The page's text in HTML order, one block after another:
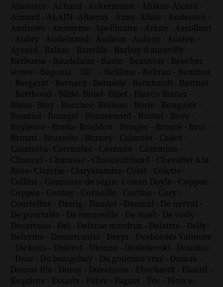
Abrantès - Achard - Ackermann - Ahikar- Aicard -
Aimard - ALAIN- Alberny - Alixe- Allais - Andersen -
Andrews - Anonyme- Apollinaire - Arène - Assollant
- Aubry - Audebrand - Audoux - Aulnoy - Austen -
Aycard - Balzac - Banville - Barbey d aurevilly -
Barbusse - Baudelaire - Bazin - Beauvoir - Beecher
stowe - Bégonia ´´lili´´ - Bellême - Beltran - Bentzon
- Bergerat - Bernard - Bernède - Bernhardt - Berthet
- Berthoud - Bible- Binet- Bizet - Blasco ibanez -
Bleue- Bloy - Boccace- Boileau - Borie - Bouguier -
Bouniol - Bourget - Boussenard - Boutet - Bove -
Boylesve - Brada- Braddon - Bringer - Brontë - Brot -
Bruant - Brussolo - Burney - Cabanès - Cabot -
Casanova- Cervantes - Césanne - Cézembre -
Chancel - Charasse - Chateaubriand - Chevalier à la
Rose- Claretie - Claryssandre- Colet - Colette-
Collins - Comtesse de ségur- Conan Doyle - Coppee -
Coppée - Corday - Corneille - Corthis - Cory -
Courteline - Darrig - Daudet - Daumal - De nerval -
De pourtalès - De renneville - De staël - De vesly -
Decarreau - Del - Delarue mardrus - Delattre - Delly-
Delorme - Demercastel - Derys - Desbordes Valmore
- Dickens - Diderot - Dionne - Dostoïevski - Dourliac
- Droz - Du boisgobey - Du gouezou vraz - Dumas -
Dumas fils - Duruy - Duvernois - Eberhardt - Eluard -
Esquiros - Essarts - Fabre - Faguet - Fée - Fénice-